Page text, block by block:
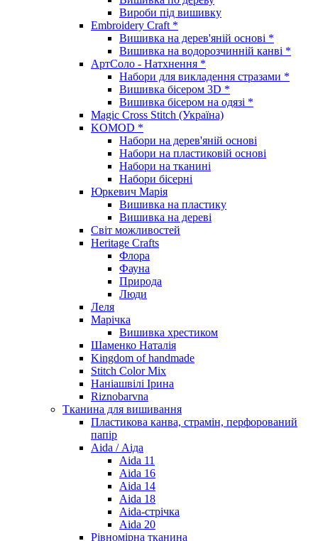
Вироби під вишивку
Embroidery Craft *
Вишивка на дерев'яній основі *
Вишивка на водорозчинній канві *
АртСоло - Натхнення *
Набори для викладення стразами *
Вишивка бісером 3D *
Вишивка бісером на одязі *
Magic Cross Stitch (Україна)
KOMOD *
Набори на дерев'яній основі
Набори на пластиковій основі
Набори на тканині
Набори бісерні
Юркевич Марія
Вишивка на пластику
Вишивка на дереві
Світ можливостей
Heritage Crafts
Флора
Фауна
Природа
Люди
Леля
Марічка
Вишивка хрестиком
Шаменко Наталія
Kingdom of handmade
Stitch Color Mix
Наніашвілі Ірина
Riznobarvna
Тканина для вишивання
Пластикова канва, страмін, перфорований
папір
Aida / Аіда
Aida 11
Aida 16
Aida 14
Aida 18
Aida-стрічка
Aida 20
Рівномірна тканина